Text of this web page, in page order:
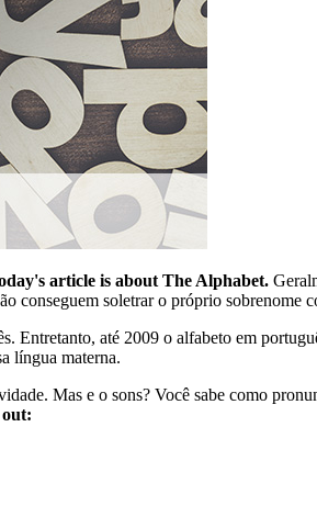
article is about The Alphabet.
conseguem soletrar o próprio
Entretanto, até 2009 o alfabeto em
língua materna.
Mas e o sons? Você sabe como